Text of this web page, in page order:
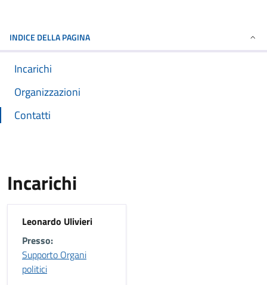
INDICE DELLA PAGINA
Incarichi
Organizzazioni
Contatti
Incarichi
Leonardo Ulivieri
Presso:
Supporto Organi
politici